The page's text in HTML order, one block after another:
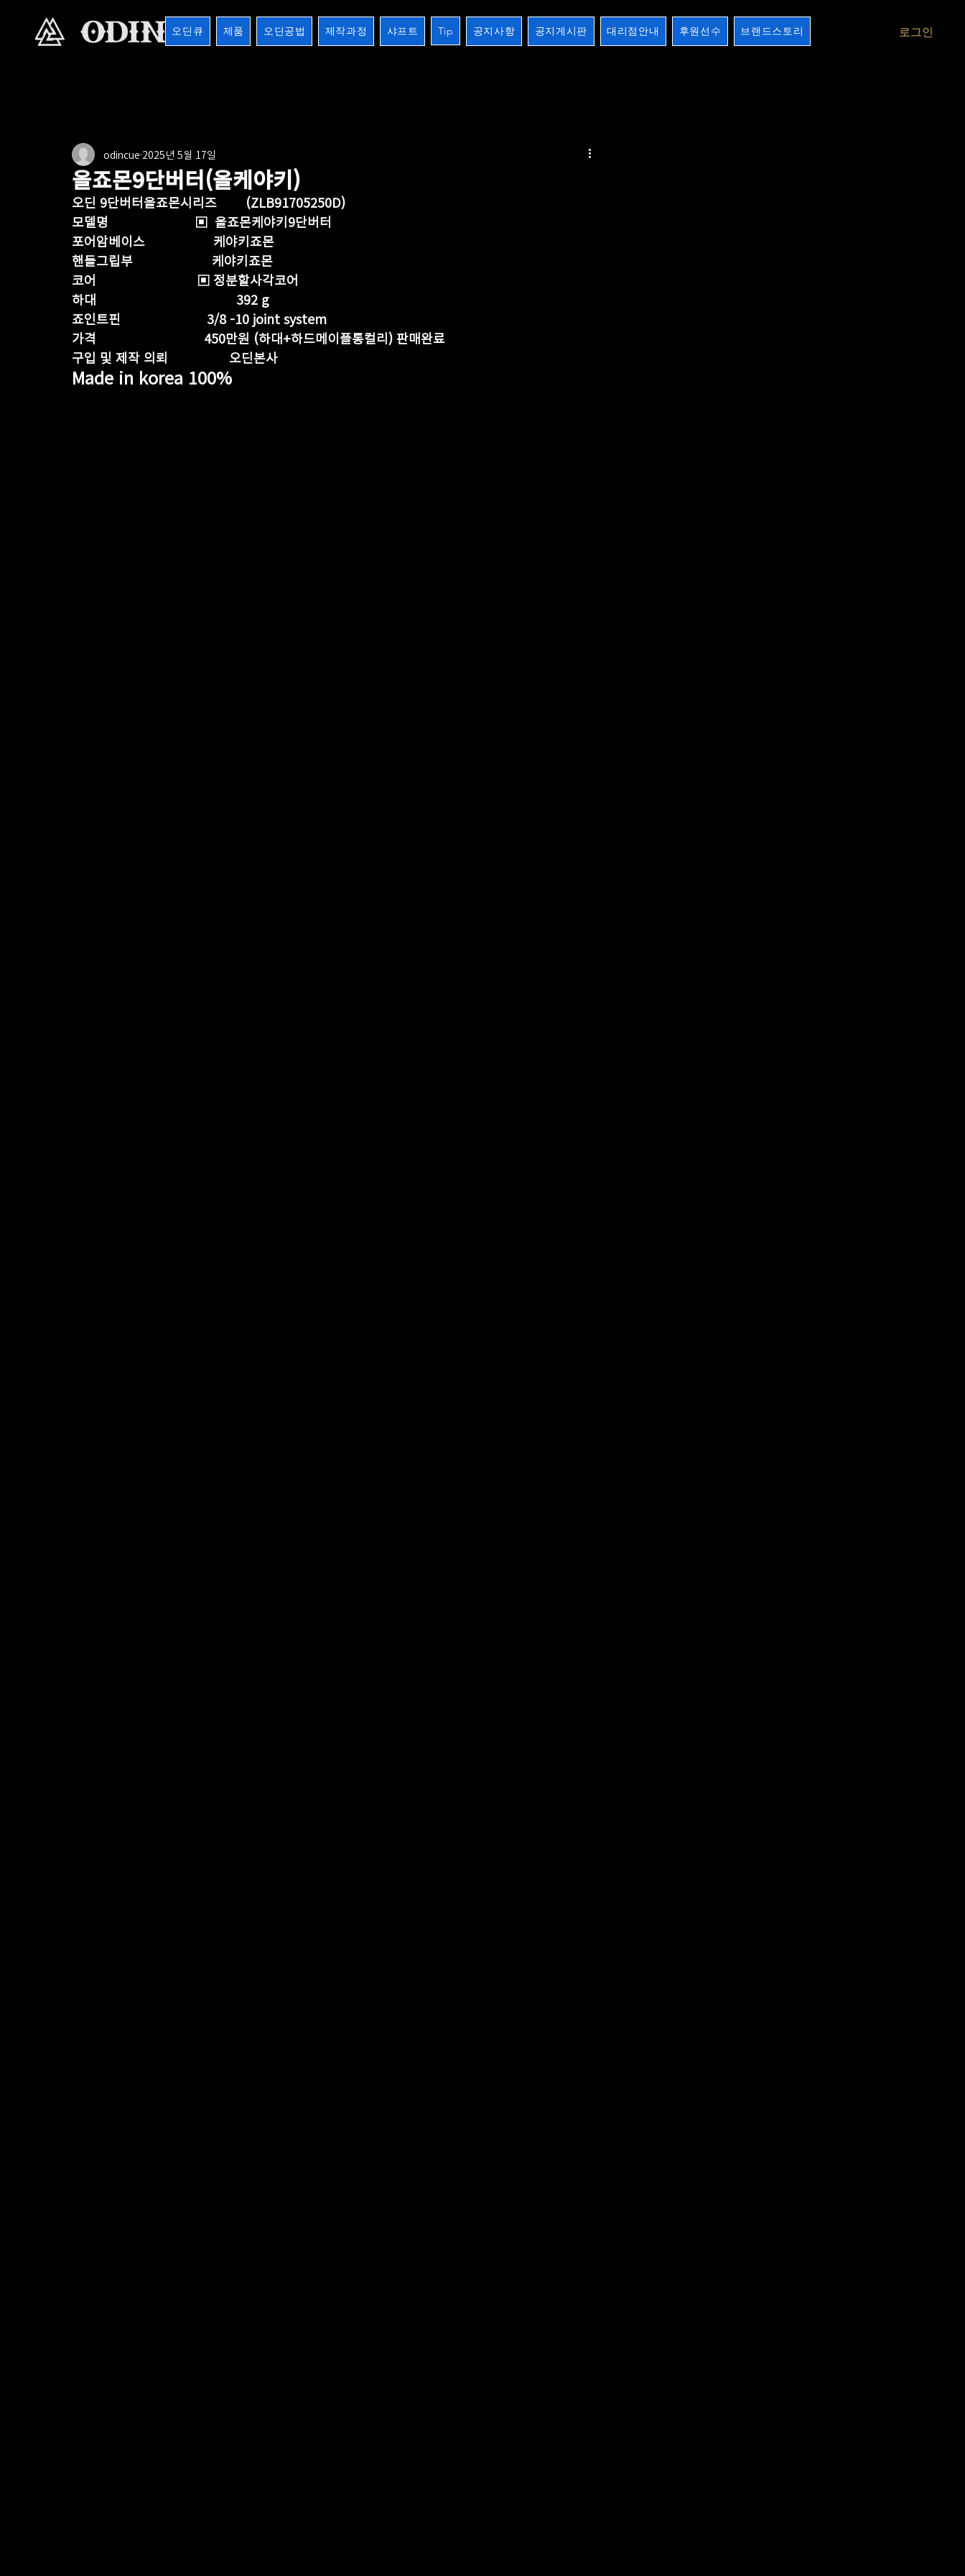
로그인
오딘큐 제품 오딘공법 제작과정 샤프트 Tip 공지사항 공지게시판 대리점안내 후원선수 브랜드스토리
8검시리즈 포켓큐시리즈 샤프트
올죠몬9단버터(올케야키)
odincue 2025년 5월 17일
오딘 9단버터올죠몬시리즈        (ZLB91705250D)
모델명                        ▣  올죠몬케야키9단버터
포어암베이스                   케야키죠몬
핸들그립부                      케야키죠몬
코어                            ▣ 정분할사각코어
하대                                       392 g
죠인트핀                        3/8 -10 joint system
가격                              450만원 (하대+하드메이플통컬리) 판매완료
구입 및 제작 의뢰                 오딘본사
Made in korea 100%